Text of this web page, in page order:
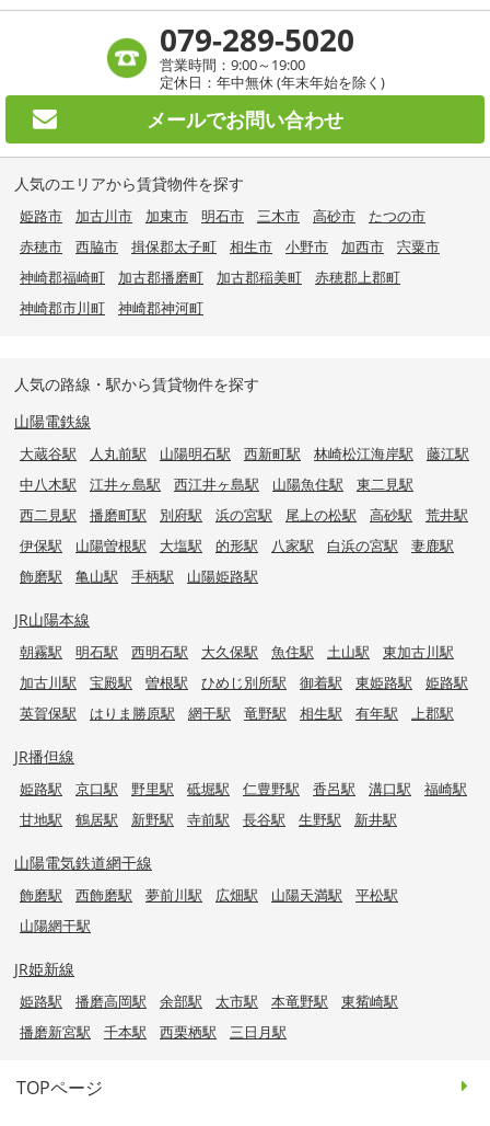
079-289-5020
営業時間：9:00～19:00
定休日：年中無休 (年末年始を除く)
メールでお問い合わせ
人気のエリアから賃貸物件を探す
姫路市 加古川市 加東市 明石市 三木市 高砂市
たつの市
赤穂市
西脇市 揖保郡太子町 相生市 小野市 加西市
宍粟市
神崎郡福崎町
加古郡播磨町 加古郡稲美町
赤穂郡上郡町
神崎郡市川町
神崎郡神河町
人気の路線・駅から賃貸物件を探す
山陽電鉄線
大蔵谷駅 人丸前駅 山陽明石駅 西新町駅 林崎松江海岸駅
藤江駅
中八木駅
江井ヶ島駅 西江井ヶ島駅 山陽魚住駅
東二見駅
西二見駅
播磨町駅 別府駅 浜の宮駅 尾上の松駅 高砂駅
荒井駅
伊保駅
山陽曽根駅 大塩駅 的形駅 八家駅 白浜の宮駅
妻鹿駅
飾磨駅
亀山駅 手柄駅 山陽姫路駅
JR山陽本線
朝霧駅 明石駅 西明石駅 大久保駅 魚住駅 土山駅
東加古川駅
加古川駅
宝殿駅 曽根駅 ひめじ別所駅 御着駅 東姫路駅
姫路駅
英賀保駅
はりま勝原駅 網干駅 竜野駅 相生駅 有年駅 上郡駅
JR播但線
姫路駅 京口駅 野里駅 砥堀駅 仁豊野駅 香呂駅 溝口駅
福崎駅
甘地駅
鶴居駅 新野駅 寺前駅 長谷駅 生野駅 新井駅
山陽電気鉄道網干線
飾磨駅 西飾磨駅 夢前川駅 広畑駅 山陽天満駅
平松駅
山陽網干駅
JR姫新線
姫路駅 播磨高岡駅 余部駅 太市駅 本竜野駅
東觜崎駅
播磨新宮駅
千本駅 西栗栖駅 三日月駅
TOPページ